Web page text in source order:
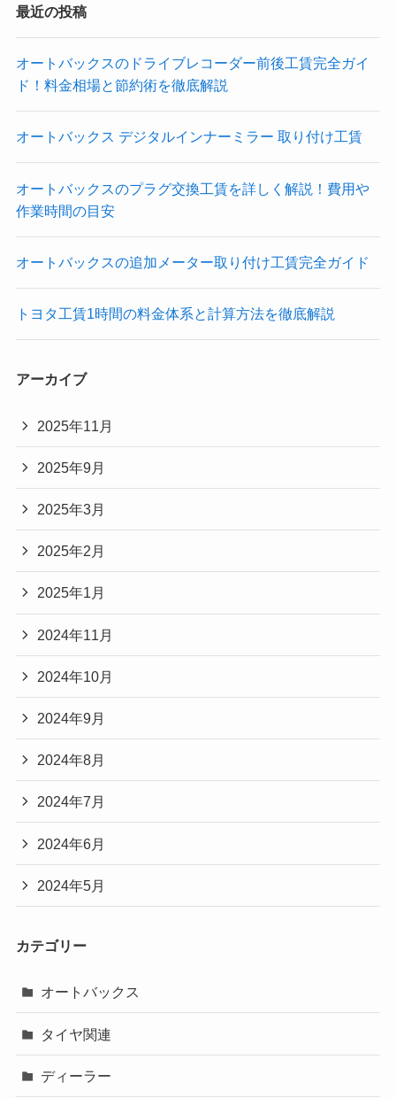
最近の投稿
オートバックスのドライブレコーダー前後工賃完全ガイ
ド！料金相場と節約術を徹底解説
オートバックス デジタルインナーミラー 取り付け工賃
オートバックスのプラグ交換工賃を詳しく解説！費用や
作業時間の目安
オートバックスの追加メーター取り付け工賃完全ガイド
トヨタ工賃1時間の料金体系と計算方法を徹底解説
アーカイブ
2025年11月
2025年9月
2025年3月
2025年2月
2025年1月
2024年11月
2024年10月
2024年9月
2024年8月
2024年7月
2024年6月
2024年5月
カテゴリー
オートバックス
タイヤ関連
ディーラー